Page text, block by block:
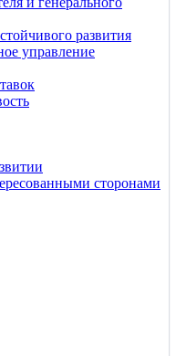
развития
управление
сторонами